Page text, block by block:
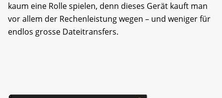
kaum eine Rolle spielen, denn dieses Gerät kauft man
vor allem der Rechenleistung wegen – und weniger für
endlos grosse Dateitransfers.